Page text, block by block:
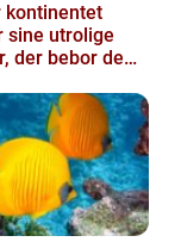
kontinentet
sine utrolige
der bebor de